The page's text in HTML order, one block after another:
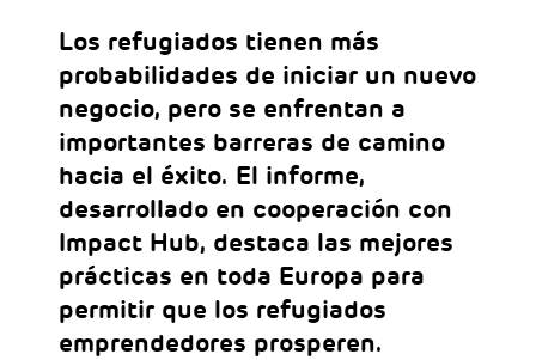
Los refugiados tienen más
probabilidades de iniciar un nuevo
negocio, pero se enfrentan a
importantes barreras de camino
hacia el éxito. El informe,
desarrollado en cooperación con
Impact Hub, destaca las mejores
prácticas en toda Europa para
permitir que los refugiados
emprendedores prosperen.